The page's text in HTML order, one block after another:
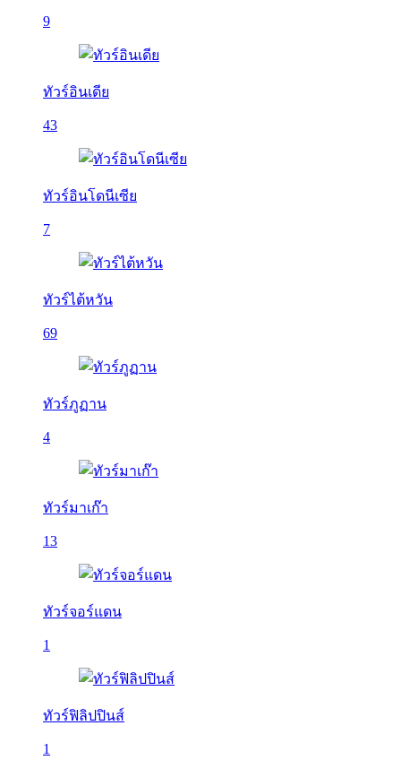
9
ทัวร์อินเดีย
43
ทัวร์อินโดนีเซีย
7
ทัวร์ไต้หวัน
69
ทัวร์ภูฏาน
4
ทัวร์มาเก๊า
13
ทัวร์จอร์แดน
1
ทัวร์ฟิลิปปินส์
1